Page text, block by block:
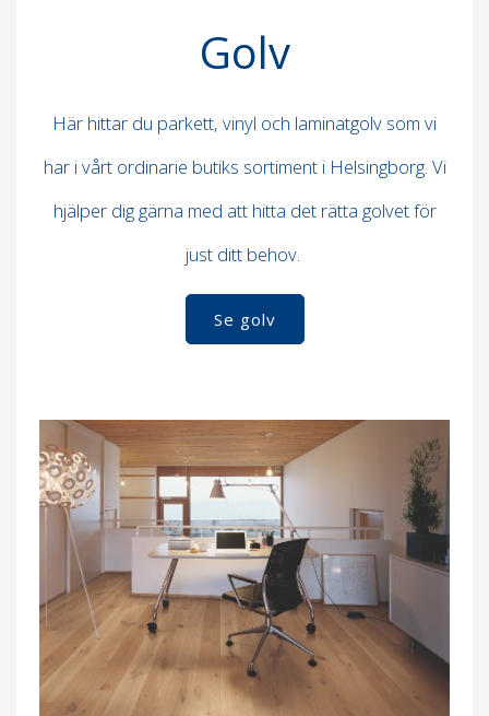
Golv
Här hittar du parkett, vinyl och laminatgolv som vi
har i vårt ordinarie butiks sortiment i Helsingborg. Vi
hjälper dig gärna med att hitta det rätta golvet för
just ditt behov.
Se golv